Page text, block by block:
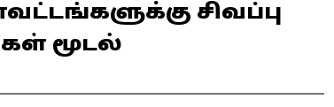
சிவப்பு
மூடல்